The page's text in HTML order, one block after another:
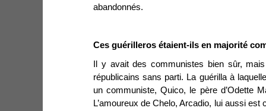
abandonnés.
Ces guérilleros étaient-ils en majorité
Il y avait des communistes bien sûr,
républicains sans parti. La guérilla à
un communiste, Quico, le père d’Odette
L’amoureux de Chelo, Arcadio, lui aussi